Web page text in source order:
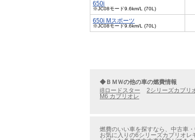
650i
※JC08モード9.6km/L (70L)
650i Mスポーツ
※JC08モード9.6km/L (70L)
◆ＢＭＷの他の車の燃費情報
i8ロードスター
2シリーズカブリ
M6 カブリオレ
燃費のいい車を探すなら、中古車
お気に入りの6シリーズカブリオ